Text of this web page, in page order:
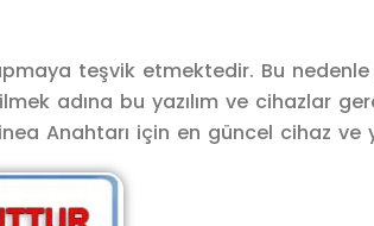
teşvik etmektedir. Bu
adına bu yazılım ve cihazlar
Anahtarı için en güncel cihaz ve